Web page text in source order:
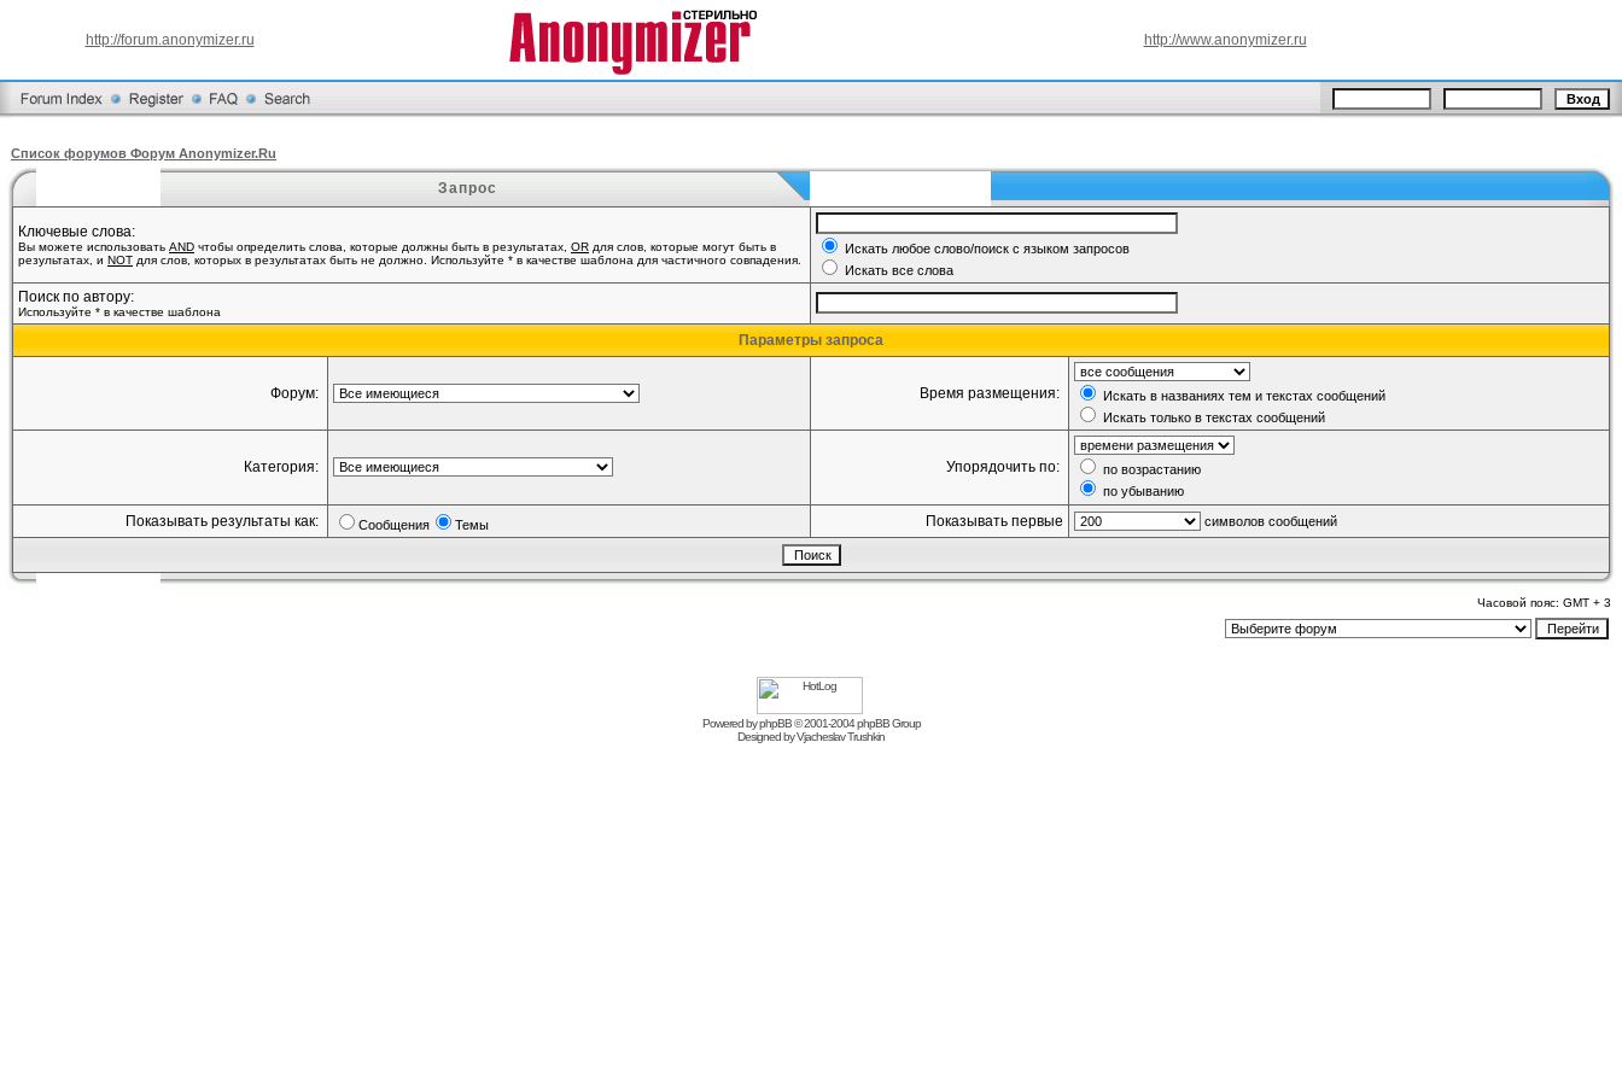
http://forum.anonymizer.ru http://www.anonymizer.ru
Список форумов Форум Anonymizer.Ru
Запрос
Ключевые слова:
Вы можете использовать AND чтобы определить слова, которые должны быть в результатах, OR для слов, которые могут быть в
результатах, и NOT для слов, которых в результатах быть не должно. Используйте * в качестве шаблона для частичного совпадения.
Искать любое слово/поиск с языком запросов
Искать все слова
Поиск по автору:
Используйте * в качестве шаблона
Параметры запроса
Форум: Время размещения:
Искать в названиях тем и текстах сообщений
Искать только в текстах сообщений
Категория: Упорядочить по:
по возрастанию
по убыванию
Показывать результаты как: Сообщения Темы Показывать первые символов сообщений
Часовой пояс: GMT + 3
Powered byphpBB© 2001-2004 phpBB Group
Designed byVjacheslav Trushkin